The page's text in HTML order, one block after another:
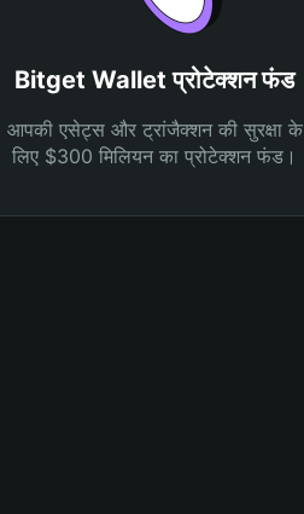
Bitget Wallet प्रोटेक्शन फंड
आपकी एसेट्स और ट्रांजैक्शन की सुरक्षा के
लिए $300 मिलियन का प्रोटेक्शन फंड।